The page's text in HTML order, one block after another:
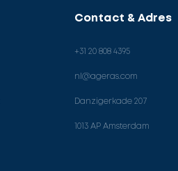
Contact & Adres
+31 20 808 4395
nl@ageras.com
Danzigerkade 207
1013 AP Amsterdam